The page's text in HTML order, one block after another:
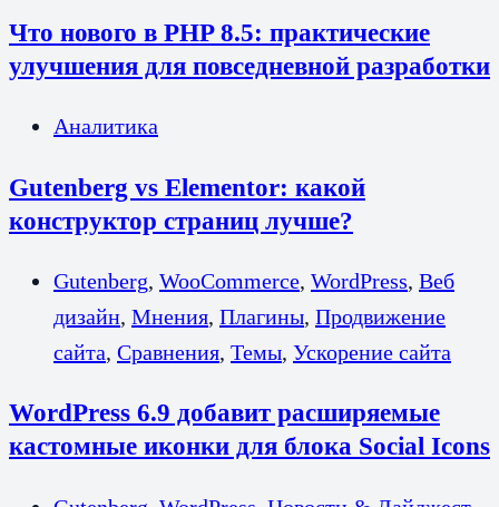
Что нового в PHP 8.5: практические
улучшения для повседневной разработки
Аналитика
Gutenberg vs Elementor: какой
конструктор страниц лучше?
Gutenberg, WooCommerce, WordPress, Веб
дизайн, Мнения, Плагины, Продвижение
сайта, Сравнения, Темы, Ускорение сайта
WordPress 6.9 добавит расширяемые
кастомные иконки для блока Social Icons